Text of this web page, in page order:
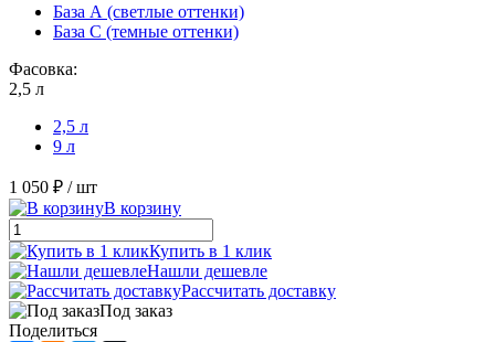
База А (светлые оттенки)
База С (темные оттенки)
Фасовка:
2,5 л
2,5 л
9 л
1 050 ₽ / шт
В корзину
Купить в 1 клик
Нашли дешевле
Рассчитать доставку
Под заказ
Поделиться